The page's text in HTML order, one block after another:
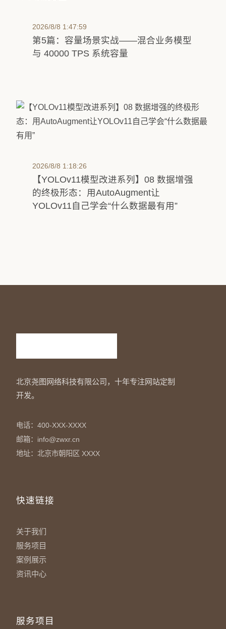
2026/8/8 1:47:59
第5篇：容量场景实战——混合业务模型
与 40000 TPS 系统容量
2026/8/8 1:18:26
【YOLOv11模型改进系列】08 数据增强
的终极形态：用AutoAugment让
YOLOv11自己学会“什么数据最有用”
北京尧图网络科技有限公司，十年专注网站定制
开发。
电话：400-XXX-XXXX
邮箱：info@zwxr.cn
地址：北京市朝阳区 XXXX
快速链接
关于我们
服务项目
案例展示
资讯中心
服务项目